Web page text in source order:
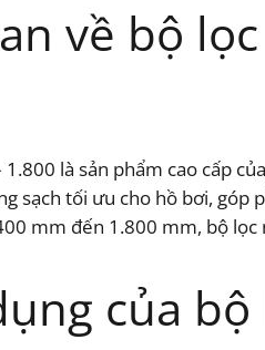
về bộ
là sản phẩm cao cấp
sạch tối ưu cho hồ bơi, góp
mm đến 1.800 mm, bộ
của